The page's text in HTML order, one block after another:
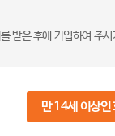
받은 후에 가입하여 주
만 14세 이상인